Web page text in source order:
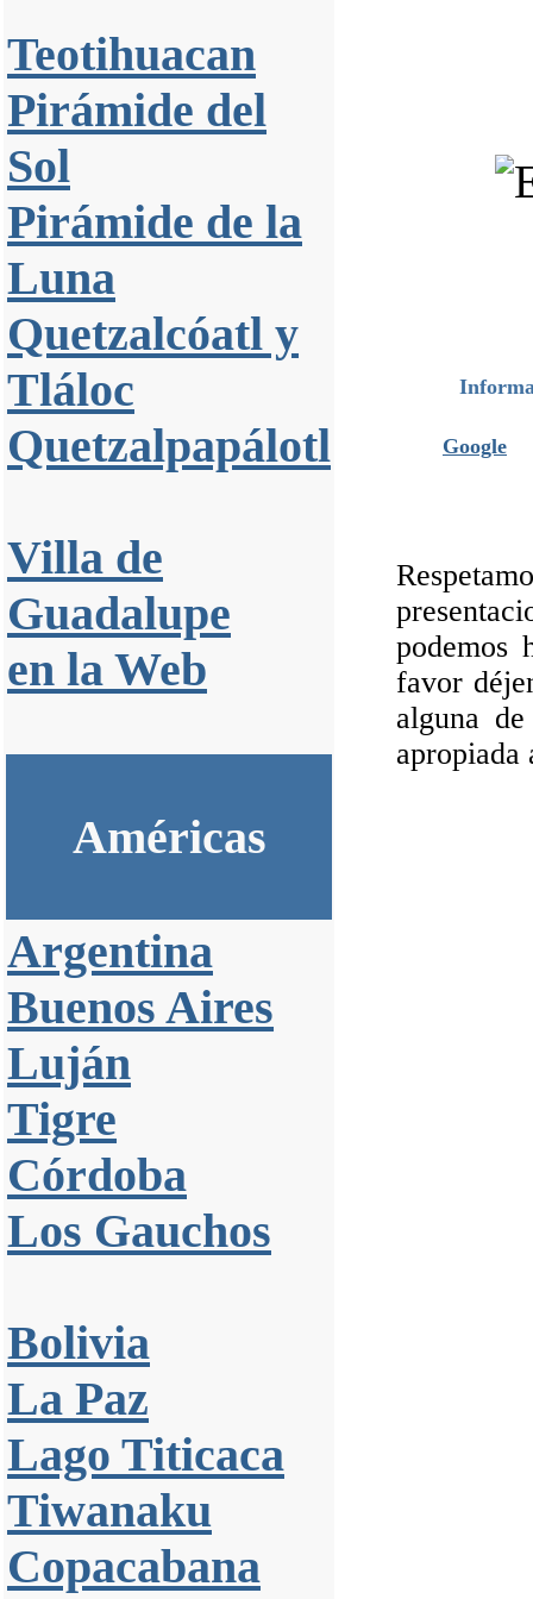
Teotihuacan
Pirámide del
Sol
Pirámide de la
Luna
Quetzalcóatl y
Tláloc
Quetzalpapálotl
Villa de
Guadalupe
en la Web
Américas
Argentina
Buenos Aires
Luján
Tigre
Córdoba
Los Gauchos
Bolivia
La Paz
Lago Titicaca
Tiwanaku
Copacabana
Google
podemos
favor
alguna
apropiada